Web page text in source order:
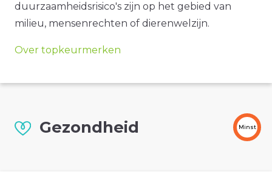
duurzaamheidsrisico's zijn op het gebied van
milieu, mensenrechten of dierenwelzijn.
Over topkeurmerken
Gezondheid Minst